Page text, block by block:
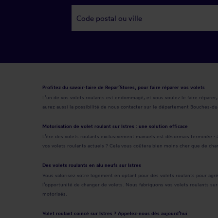
Profitez du savoir-faire de Repar’Stores, pour faire réparer vos volets
L’un de vos volets roulants est endommagé, et vous voulez le faire
aurez aussi la possibilité de nous contacter sur le département Bouches-
Motorisation de volet roulant sur Istres : une solution efficace
L’ère des volets roulants exclusivement manuels est désormais terminée
vos volets roulants actuels ? Cela vous coûtera bien moins cher que de
Des volets roulants en alu neufs sur Istres
Vous valorisez votre logement en optant pour des volets roulants pour
l’opportunité de changer de volets. Nous fabriquons vos volets roulants
motorisés.
Volet roulant coincé sur Istres ? Appelez-nous dès aujourd’hui